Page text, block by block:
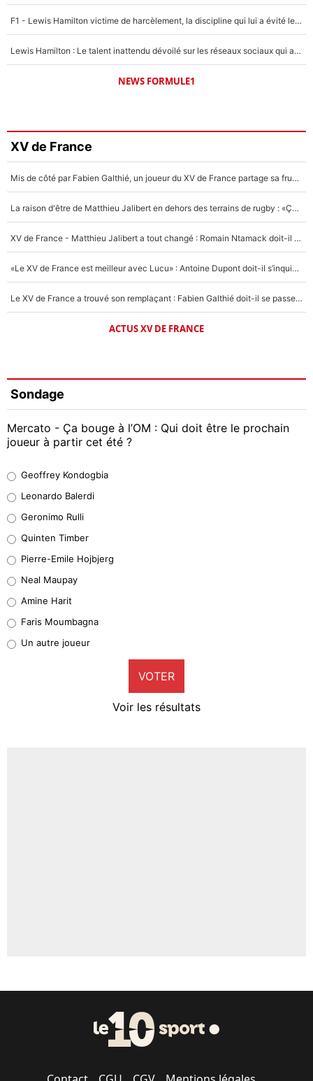
F1 - Lewis Hamilton victime de harcèlement, la discipline qui lui a évité le pire : «J'aurais probablement mal tourné»
Lewis Hamilton : Le talent inattendu dévoilé sur les réseaux sociaux qui a impressionné Kim Kardashian pendant leurs vacances en amoureux !
NEWS FORMULE1
XV de France
Mis de côté par Fabien Galthié, un joueur du XV de France partage sa frustration : «ils ne me l’ont pas dit tout de suite»
La raison d'être de Matthieu Jalibert en dehors des terrains de rugby : «Ça m'atteint autant que si tu touches à un membre de ma famille»
XV de France - Matthieu Jalibert a tout changé : Romain Ntamack doit-il s’inquiéter pour sa place à un an de la Coupe du monde ?
«Le XV de France est meilleur avec Lucu» : Antoine Dupont doit-il s’inquiéter pour sa place ?
Le XV de France a trouvé son remplaçant : Fabien Galthié doit-il se passer d'Antoine Dupont ?
ACTUS XV DE FRANCE
Sondage
Mercato - Ça bouge à l’OM : Qui doit être le prochain
joueur à partir cet été ?
38%
32%
4%
1%
9%
Geoffrey Kondogbia
Leonardo Balerdi
Geronimo Rulli
Quinten Timber
Pierre-Emile Hojbjerg
Neal Maupay
Amine Harit
Faris Moumbagna
Un autre joueur
VOTER
Voir les résultats